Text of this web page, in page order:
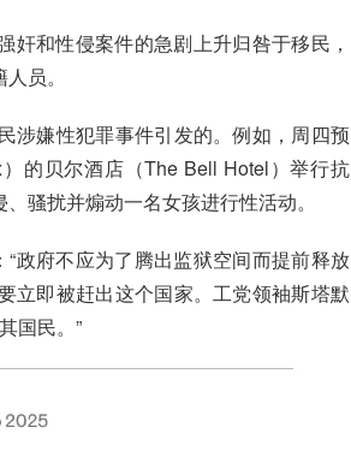
奸和性侵案件的急剧上升归咎于移民，
员。
涉嫌性犯罪事件引发的。例如，周四预
的贝尔酒店（The Bell Hotel）举行抗
骚扰并煽动一名女孩进行性活动。
政府不应为了腾出监狱空间而提前释放
立即被赶出这个国家。工党领袖斯塔默
国民。”